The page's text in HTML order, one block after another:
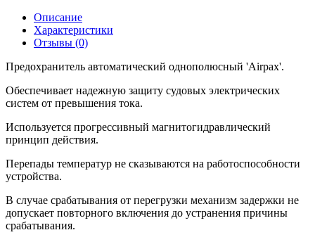
Описание
Характеристики
Отзывы (0)
Предохранитель автоматический однополюсный 'Airpax'.
Обеспечивает надежную защиту судовых электрических
систем от превышения тока.
Используется прогрессивный магнитогидравлический
принцип действия.
Перепады температур не сказываются на работоспособности
устройства.
В случае срабатывания от перегрузки механизм задержки не
допускает повторного включения до устранения причины
срабатывания.